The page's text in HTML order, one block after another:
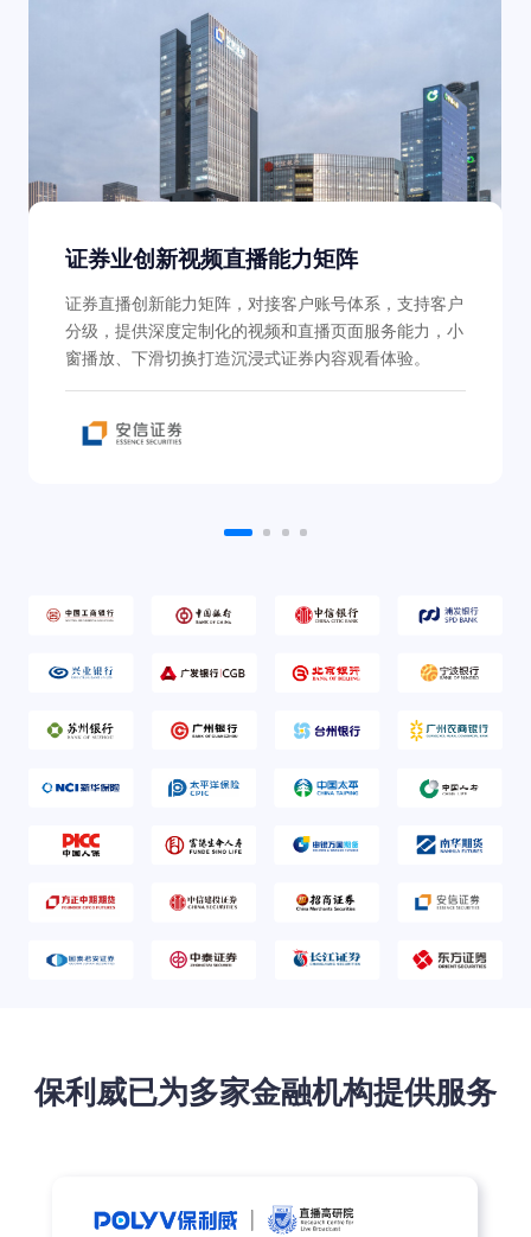
证券业创新视频直播能力矩阵
证券直播创新能力矩阵，对接客户账号体系，支持客户
分级，提供深度定制化的视频和直播页面服务能力，小
窗播放、下滑切换打造沉浸式证券内容观看体验。
保利威已为多家金融机构提供服务